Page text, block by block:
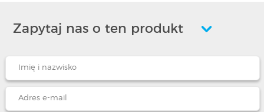
Zapytaj nas o ten produkt